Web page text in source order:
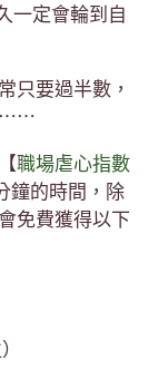
一定會輪到自
只要過半數，
⋯⋯
職場虐心指數
鐘的時間，除
免費獲得以下